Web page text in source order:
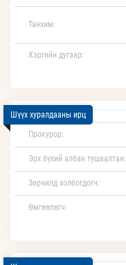
Танхим:
Хэргийн дугаар:
Шүүх хуралдааны ирц
Прокурор:
Эрх бүхий албан тушаалтан:
Зөрчилд холбогдогч:
Өмгөөлөгч: